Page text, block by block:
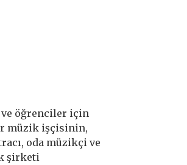
ve öğrenciler için
müzik işçisinin,
oda müzikçi ve
şirketi